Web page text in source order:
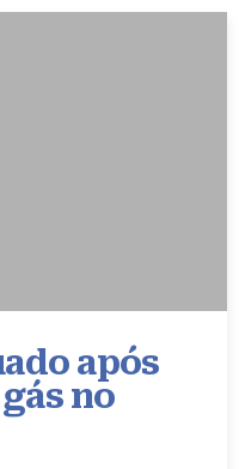
após
no